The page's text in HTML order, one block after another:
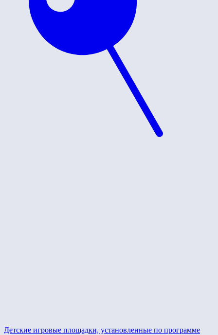
Детские игровые площадки, установленные по программе